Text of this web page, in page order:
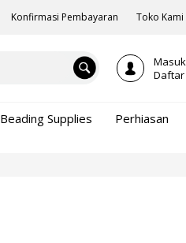
Konfirmasi Pembayaran Toko Kami
Masuk
Daftar
Beading Supplies Perhiasan